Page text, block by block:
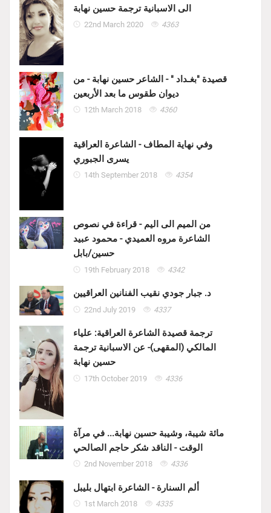
الى الاسبانية ترجمة حسين نهابة
22nd March 2020 4363
قصيدة "بغـداد " - الشاعر حسين نهابة - من
ديوان طقوس ما بعد الأربعين
12th March 2018 4360
وفي نهاية المطاف - الشاعرة العراقية
يسرى الجبوري
14th September 2018 4354
من الميم الى اليم - قراءة في نصوص
الشاعرة مروه العميدي - محمود عبيد
حسين/بابل
19th February 2018 4342
د. جبار جودي نقيب الفنانين العراقيين
22nd July 2019 4337
ترجمة قصيدة الشاعرة العراقية: علياء
المالكي (المقهى)- عن الاسبانية ترجمة
حسين نهابة
17th October 2019 4336
مائة شيبة، وشيبة حسين نهابة... في مرآة
الوقت - الناقد شكر حاجم الصالحي
2nd November 2018 4336
ألم السنارة - الشاعرة ابتهال بليبل
1st March 2018 4335